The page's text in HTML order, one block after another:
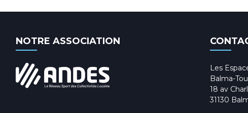
NOTRE ASSOCIATION
Les
Balma-
18 av
31130